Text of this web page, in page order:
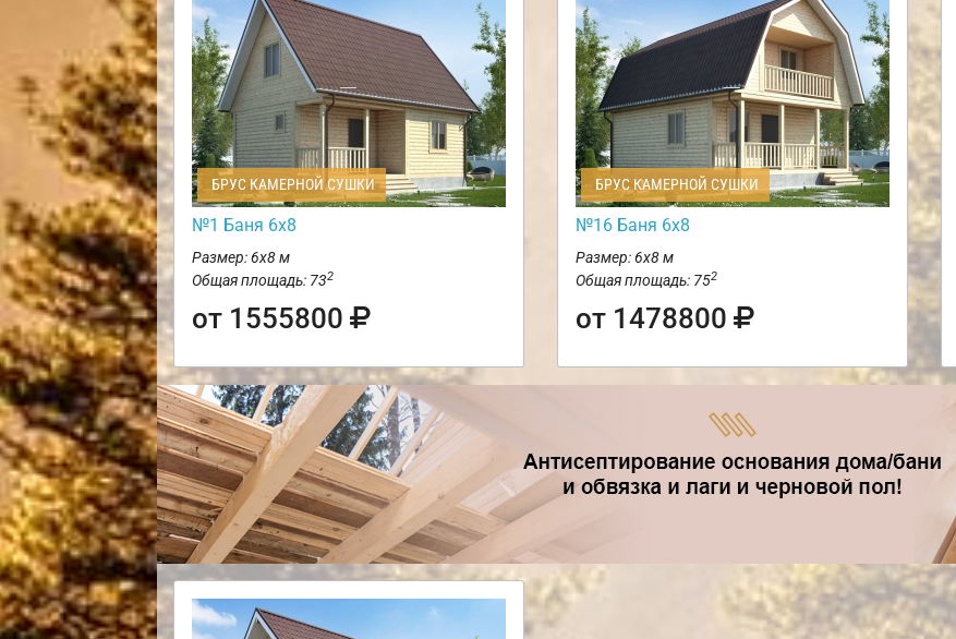
БРУС КАМЕРНОЙ СУШКИ
№1 Баня 6х8
Размер: 6х8 м
Общая площадь: 732
от 1555800
БРУС КАМЕРНОЙ СУШКИ
№16 Баня 6х8
Размер: 6х8 м
Общая площадь: 752
от 1478800